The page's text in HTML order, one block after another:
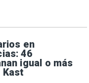
en
46
igual o más